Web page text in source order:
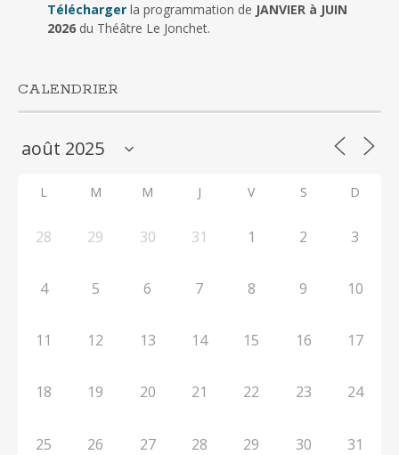
Télécharger la programmation de JANVIER à JUIN
2026du Théâtre Le Jonchet.
CALENDRIER
L M M J V S D
28 29 30 31 1 2 3
4 5 6 7 8 9 10
11 12 13 14 15 16 17
18 19 20 21 22 23 24
25 26 27 28 29 30 31